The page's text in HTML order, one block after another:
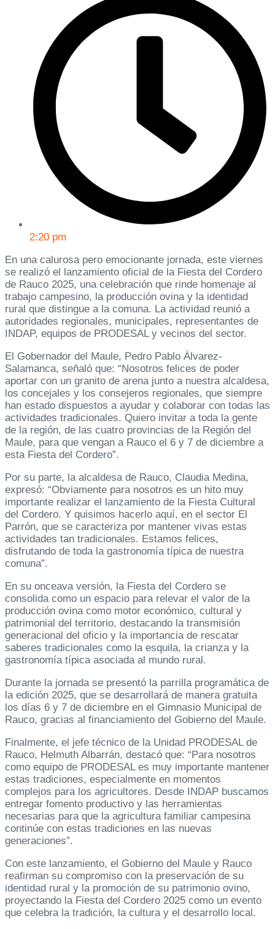
2:20 pm
En una calurosa pero emocionante jornada, este viernes
se realizó el lanzamiento oficial de la Fiesta del Cordero
de Rauco 2025, una celebración que rinde homenaje al
trabajo campesino, la producción ovina y la identidad
rural que distingue a la comuna. La actividad reunió a
autoridades regionales, municipales, representantes de
INDAP, equipos de PRODESAL y vecinos del sector.
El Gobernador del Maule, Pedro Pablo Álvarez-
Salamanca, señaló que: “Nosotros felices de poder
aportar con un granito de arena junto a nuestra alcaldesa,
los concejales y los consejeros regionales, que siempre
han estado dispuestos a ayudar y colaborar con todas las
actividades tradicionales. Quiero invitar a toda la gente
de la región, de las cuatro provincias de la Región del
Maule, para que vengan a Rauco el 6 y 7 de diciembre a
esta Fiesta del Cordero”.
Por su parte, la alcaldesa de Rauco, Claudia Medina,
expresó: “Obviamente para nosotros es un hito muy
importante realizar el lanzamiento de la Fiesta Cultural
del Cordero. Y quisimos hacerlo aquí, en el sector El
Parrón, que se caracteriza por mantener vivas estas
actividades tan tradicionales. Estamos felices,
disfrutando de toda la gastronomía típica de nuestra
comuna”.
En su onceava versión, la Fiesta del Cordero se
consolida como un espacio para relevar el valor de la
producción ovina como motor económico, cultural y
patrimonial del territorio, destacando la transmisión
generacional del oficio y la importancia de rescatar
saberes tradicionales como la esquila, la crianza y la
gastronomía típica asociada al mundo rural.
Durante la jornada se presentó la parrilla programática de
la edición 2025, que se desarrollará de manera gratuita
los días 6 y 7 de diciembre en el Gimnasio Municipal de
Rauco, gracias al financiamiento del Gobierno del Maule.
Finalmente, el jefe técnico de la Unidad PRODESAL de
Rauco, Helmuth Albarrán, destacó que: “Para nosotros
como equipo de PRODESAL es muy importante mantener
estas tradiciones, especialmente en momentos
complejos para los agricultores. Desde INDAP buscamos
entregar fomento productivo y las herramientas
necesarias para que la agricultura familiar campesina
continúe con estas tradiciones en las nuevas
generaciones”.
Con este lanzamiento, el Gobierno del Maule y Rauco
reafirman su compromiso con la preservación de su
identidad rural y la promoción de su patrimonio ovino,
proyectando la Fiesta del Cordero 2025 como un evento
que celebra la tradición, la cultura y el desarrollo local.